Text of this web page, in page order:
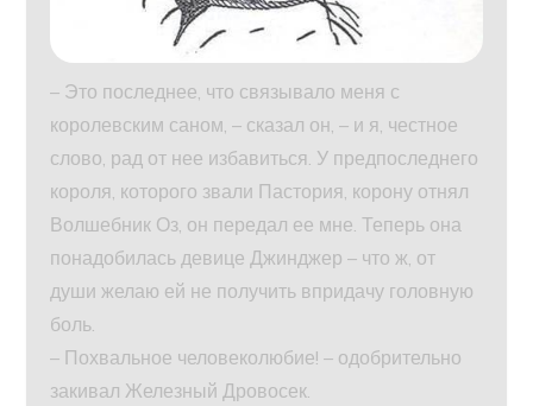
– Это последнее, что связывало меня с
королевским саном, – сказал он, – и я, честное
слово, рад от нее избавиться. У предпоследнего
короля, которого звали Пастория, корону отнял
Волшебник Оз, он передал ее мне. Теперь она
понадобилась девице Джинджер – что ж, от
души желаю ей не получить впридачу головную
боль.
– Похвальное человеколюбие! – одобрительно
закивал Железный Дровосек.